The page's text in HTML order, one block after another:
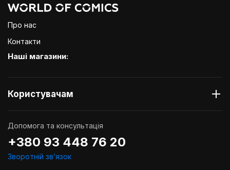
Про нас
Контакти
Наші магазини:
Користувачам
Допомога та консультація
+380 93 448 76 20
Зворотній звʼязок